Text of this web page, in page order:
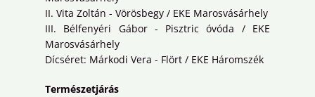
II. Vita Zoltán - Vörösbegy / EKE Marosvásárhely
III. Bélfenyéri Gábor - Pisztric óvóda / EKE
Marosvásárhely
Dícséret: Márkodi Vera - Flört / EKE Háromszék
Természetjárás